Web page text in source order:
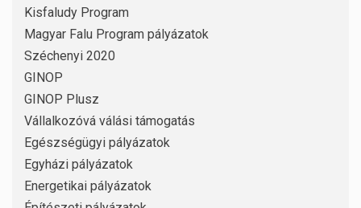
Kisfaludy Program
Magyar Falu Program pályázatok
Széchenyi 2020
GINOP
GINOP Plusz
Vállalkozóvá válási támogatás
Egészségügyi pályázatok
Egyházi pályázatok
Energetikai pályázatok